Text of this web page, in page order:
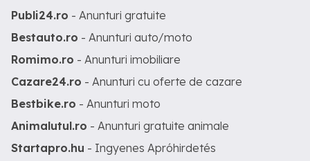
Publi24.ro - Anunturi gratuite
Bestauto.ro - Anunturi auto/moto
Romimo.ro - Anunturi imobiliare
Cazare24.ro - Anunturi cu oferte de cazare
Bestbike.ro - Anunturi moto
Animalutul.ro - Anunturi gratuite animale
Startapro.hu - Ingyenes Apróhirdetés